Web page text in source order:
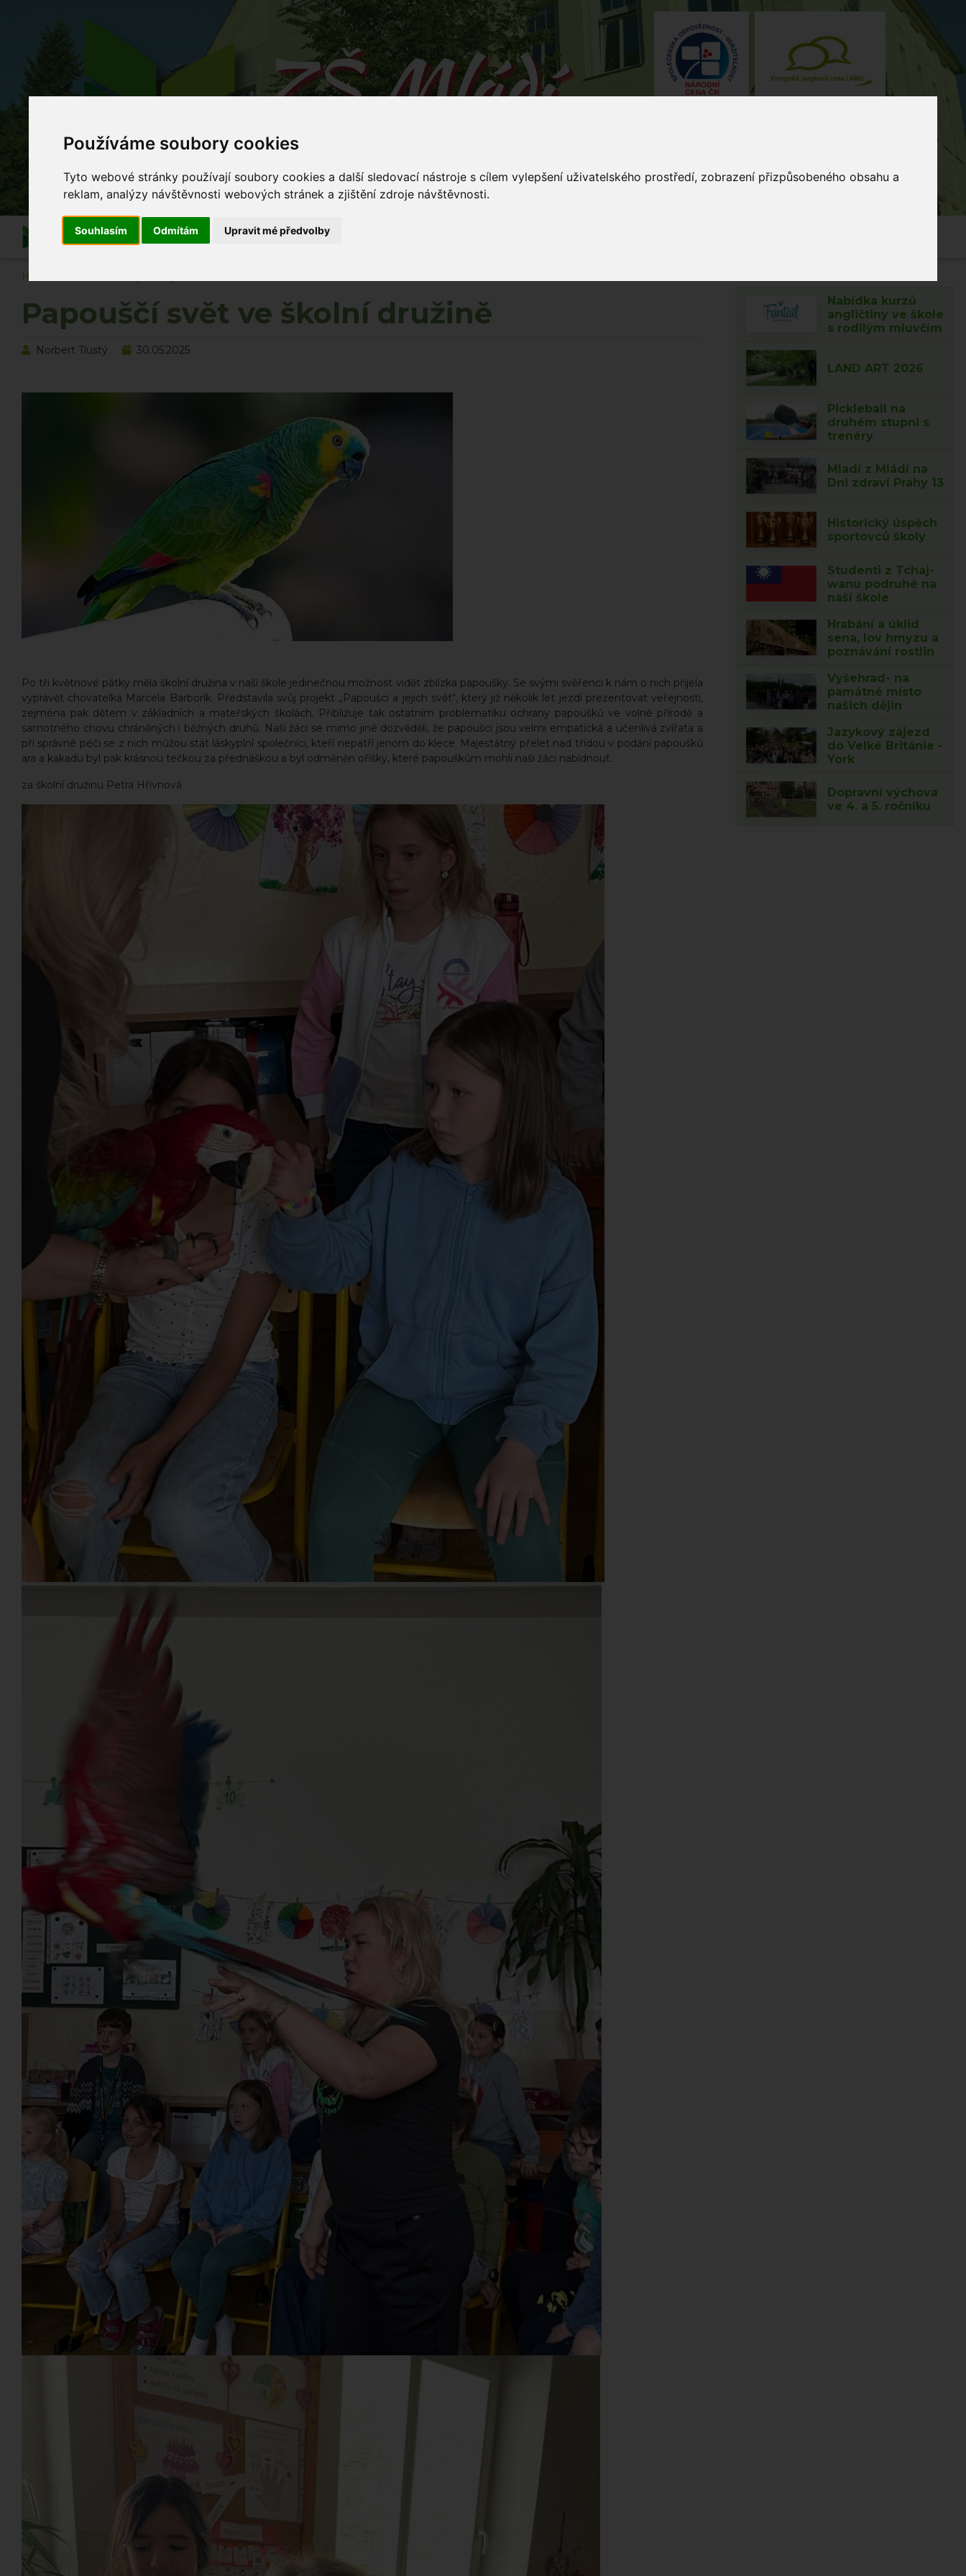
Používáme soubory cookies
Tyto webové stránky používají soubory cookies a další sledovací nástroje s cílem vylepšení uživatelského prostředí, zobrazení přizpůsobeného obsahu a
reklam, analýzy návštěvnosti webových stránek a zjištění zdroje návštěvnosti.
Souhlasím Odmítám Upravit mé předvolby
ZŠ Mládí
Co se v Mládí naučíš...
Informace O škole Akce školy Po vyučování
Hlavní strana
Papouščí svět ve školní družině
Norbert Tlustý 30.05.2025
Po tři květnové pátky měla školní družina v naší škole jedinečnou možnost vidět zblízka papoušky. Se svými svěřenci k nám o nich přijela
vyprávět chovatelka Marcela Barborík. Představila svůj projekt „Papoušci a jejich svět“, který již několik let jezdí prezentovat veřejnosti,
zejména pak dětem v základních a mateřských školách. Přibližuje tak ostatním problematiku ochrany papoušků ve volné přírodě a
samotného chovu chráněných i běžných druhů. Naši žáci se mimo jiné dozvěděli, že papoušci jsou velmi empatická a učenlivá zvířata a
při správné péči se z nich můžou stát láskyplní společníci, kteří nepatří jenom do klece. Majestátný přelet nad třídou v podání papoušků
ara a kakadu byl pak krásnou tečkou za přednáškou a byl odměněn oříšky, které papouškům mohli naši žáci nabídnout.
za školní družinu Petra Hřivnová
Nabídka kurzů
angličtiny ve škole
s rodilým mluvčím
LAND ART 2026
Pickleball na
druhém stupni s
trenéry
Mladí z Mládí na
Dni zdraví Prahy 13
Historický úspěch
sportovců školy
Studenti z Tchaj-
wanu podruhé na
naší škole
Hrabání a úklid
sena, lov hmyzu a
poznávání rostlin
Vyšehrad- na
památné místo
našich dějin
Jazykový zájezd
do Velké Británie -
York
Dopravní výchova
ve 4. a 5. ročníku